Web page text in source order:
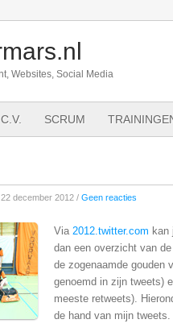
Websites, Social Media
C.V. SCRUM
december 2012 / Geen reacties
Via 2012.twitter.com kan
dan een overzicht van
de zogenaamde gouden
genoemd in zijn tweets)
meeste retweets).
de hand van mijn tweets.